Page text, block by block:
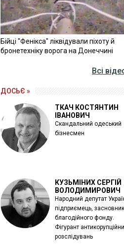
Бійці "Фенікса" ліквідували піхоту й
бронетехніку ворога на Донеччині
Всі
ДОСЬЄ »
ТКАЧ КОСТЯНТИН
ІВАНОВИЧ
Скандальний одеський
бізнесмен
КУЗЬМІНИХ СЕРГІЙ
ВОЛОДИМИРОВИЧ
Народний депутат
підприємець, засновник
благодійного фонду.
Фігурант
розслідувань